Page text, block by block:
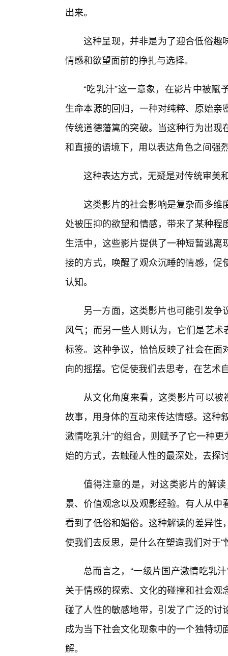
出来。
这种呈现，并非是为了迎合低俗趣
情感和欲望面前的挣扎与选择。
“吃乳汁”这一意象，在影片中被
生命本源的回归，一种对纯粹、原始
传统道德藩篱的突破。当这种行为出
和直接的语境下，用以表达角色之间强
这种表达方式，无疑是对传统审美
这类影片的社会影响是复杂而多维
处被压抑的欲望和情感，带来了某种
生活中，这些影片提供了一种短暂逃
接的方式，唤醒了观众沉睡的情感，
认知。
另一方面，这类影片也可能引发
风气；而另一些人则认为，它们是艺
标签。这种争议，恰恰反映了社会在
向的摇摆。它促使我们去思考，在艺术
从文化角度来看，这类影片可以被
故事，用身体的互动来传达情感。这种
激情吃乳汁”的组合，则赋予了它一种
始的方式，去触碰人性的最深处，去探
值得注意的是，对这类影片的解
景、价值观念以及观影经验。有人从
看到了低俗和媚俗。这种解读的差异
使我们去反思，是什么在塑造我们对于“
总而言之，“一级片国产激情吃乳
关于情感的探索、文化的碰撞和社会
碰了人性的敏感地带，引发了广泛的
成为当下社会文化现象中的一个独特
解。